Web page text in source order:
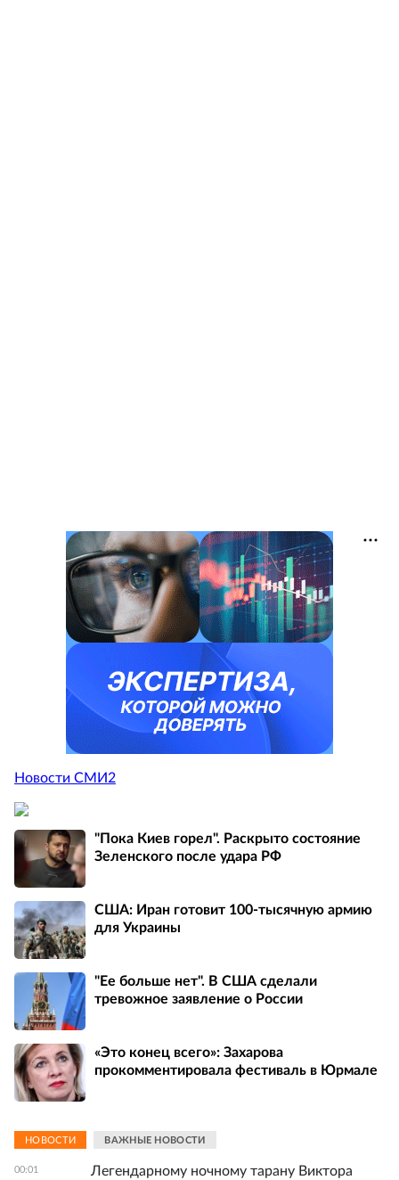
Новости СМИ2
"Пока Киев горел". Раскрыто состояние
Зеленского после удара РФ
США: Иран готовит 100-тысячную армию
для Украины
"Ее больше нет". В США сделали
тревожное заявление о России
«Это конец всего»: Захарова
прокомментировала фестиваль в Юрмале
НОВОСТИ ВАЖНЫЕ НОВОСТИ
00:01
Легендарному ночному тарану Виктора